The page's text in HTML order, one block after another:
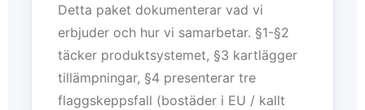
Detta paket dokumenterar vad vi
erbjuder och hur vi samarbetar. §1-§2
täcker produktsystemet, §3 kartlägger
tillämpningar, §4 presenterar tre
flaggskeppsfall (bostäder i EU / kallt